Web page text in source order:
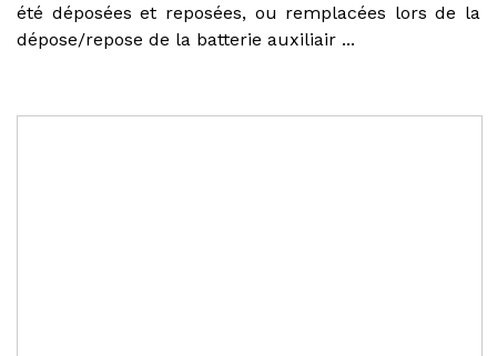
été déposées et reposées, ou remplacées lors de la
dépose/repose de la batterie auxiliair ...